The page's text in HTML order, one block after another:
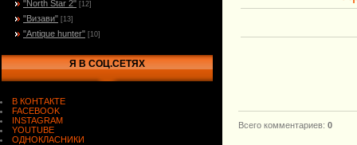
"North Star 2" [12]
"Визави" [13]
"Antique hunter" [10]
Я В СОЦ.СЕТЯХ
В КОНТАКТЕ
FACEBOOK
INSTAGRAM
YOUTUBE
ОДНОКЛАСНИКИ
Всего комментариев: 0